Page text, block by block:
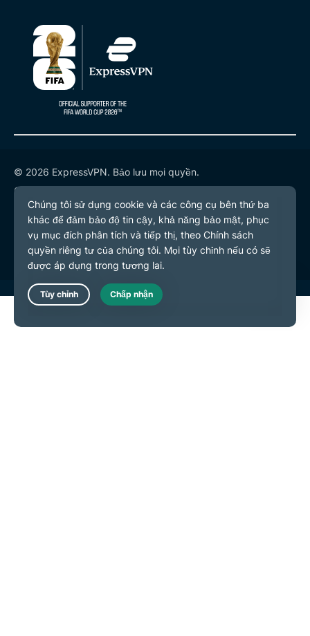
© 2026 ExpressVPN. Bảo lưu mọi quyền.
Chính sách quyền riêng tư
Điều khoản dịch vụ
Tùy chọn cookie